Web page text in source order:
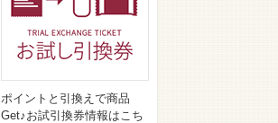
ポイントと引換えで商品
Get♪お試引換券情報はこち